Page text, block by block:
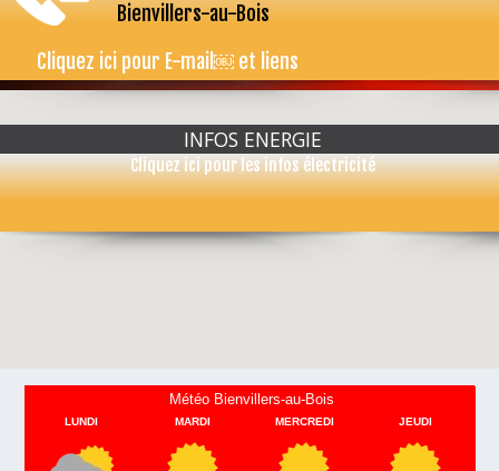
Bienvillers-au-Bois
Cliquez ici pour E-mail￼ et liens
INFOS ENERGIE
Cliquez ici pour les infos électricité